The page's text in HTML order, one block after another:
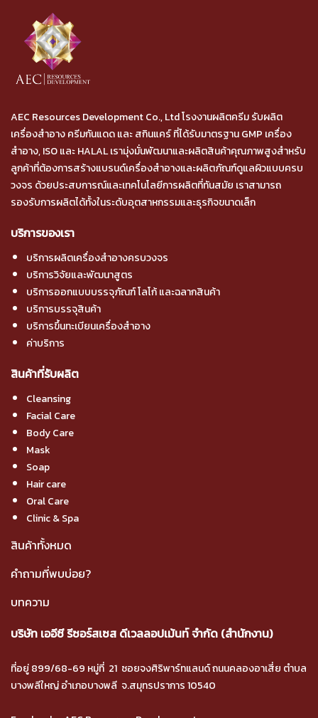
AEC Resources Development Co., Ltd โรงงานผลิตครีม รับผลิต
เครื่องสำอาง ครีมกันแดด และ สกินแคร์ ที่ได้รับมาตรฐาน GMP เครื่อง
สำอาง, ISO และ HALAL เรามุ่งมั่นพัฒนาและผลิตสินค้าคุณภาพสูงสำหรับ
ลูกค้าที่ต้องการสร้างแบรนด์เครื่องสำอางและผลิตภัณฑ์ดูแลผิวแบบครบ
วงจร ด้วยประสบการณ์และเทคโนโลยีการผลิตที่ทันสมัย เราสามารถ
รองรับการผลิตได้ทั้งในระดับอุตสาหกรรมและธุรกิจขนาดเล็ก
บริการของเรา
บริการผลิตเครื่องสำอางครบวงจร
บริการวิจัยและพัฒนาสูตร
บริการออกแบบบรรจุภัณฑ์ โลโก้ และฉลากสินค้า
บริการบรรจุสินค้า
บริการขึ้นทะเบียนเครื่องสำอาง
ค่าบริการ
สินค้าที่รับผลิต
Cleansing
Facial Care
Body Care
Mask
Soap
Hair care
Oral Care
Clinic & Spa
สินค้าทั้งหมด
คำถามที่พบบ่อย?
บทความ
บริษัท เออีซี รีซอร์สเซส ดีเวลลอปเม้นท์ จำกัด (สำนักงาน)
ที่อยู่ 899/68-69 หมู่ที่ 21 ซอยจงศิริพาร์ทแลนด์ ถนนคลองอาเสี่ย ตำบล
บางพลีใหญ่ อำเภอบางพลี จ.สมุทรปราการ 10540